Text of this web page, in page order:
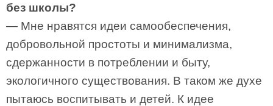
без школы?
— Мне нравятся идеи самообеспечения,
добровольной простоты и минимализма,
сдержанности в потреблении и быту,
экологичного существования. В таком же духе
пытаюсь воспитывать и детей. К идее